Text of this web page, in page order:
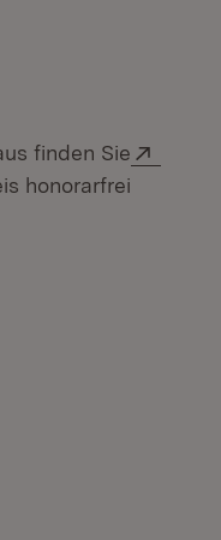
finden Sie
honorarfrei